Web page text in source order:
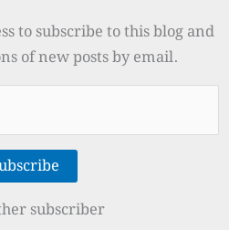
to subscribe to this blog and
of new posts by email.
subscriber